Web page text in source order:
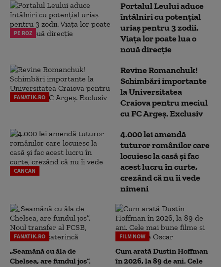
PE ROZ
Portalul Leului aduce
întâlniri cu potențial
uriaș pentru 3 zodii.
Viața lor poate lua o
nouă direcție
FANATIK.RO
Revine Romanchuk!
Schimbări importante
la Universitatea
Craiova pentru meciul
cu FC Argeş. Exclusiv
CANCAN
4.000 lei amendă
tuturor românilor care
locuiesc la casă și fac
acest lucru în curte,
crezând că nu îi vede
nimeni
FANATIK.RO
„Seamănă cu ăla de
Chelsea, are fundul jos”.
FILM NOW
Cum arată Dustin Hoffman
în 2026, la 89 de ani. Cele